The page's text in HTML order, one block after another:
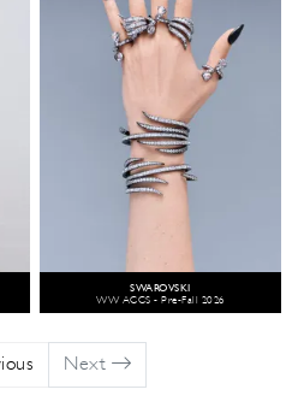
SWAROVSKI
WW ACCS - Pre-Fall 2026
Next